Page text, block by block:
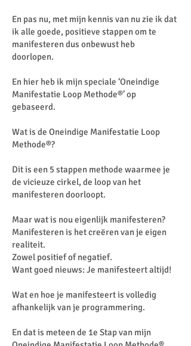
En pas nu, met mijn kennis van nu zie ik dat
ik alle goede, positieve stappen om te
manifesteren dus onbewust heb
doorlopen.
En hier heb ik mijn speciale ‘Oneindige
Manifestatie Loop Methode®’ op
gebaseerd.
Wat is de Oneindige Manifestatie Loop
Methode®?
Dit is een 5 stappen methode waarmee je
de vicieuze cirkel, de loop van het
manifesteren doorloopt.
Maar wat is nou eigenlijk manifesteren?
Manifesteren is het creëren van je eigen
realiteit.
Zowel positief of negatief.
Want goed nieuws: Je manifesteert altijd!
Wat en hoe je manifesteert is volledig
afhankelijk van je programmering.
En dat is meteen de 1e Stap van mijn